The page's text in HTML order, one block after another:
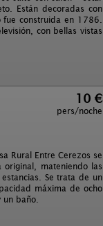
Están decoradas con
construida en 1786.
con bellas vistas
10 €
pers/noche
Rural Entre Cerezos se
mateniendo las
Se trata de un
máxima de ocho
baño.